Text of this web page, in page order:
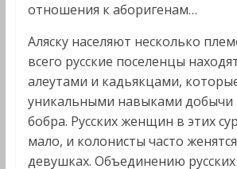
отношения к аборигенам…
Аляску населяют несколько
всего русские поселенцы
алеутами и кадьякцами,
уникальными навыками добычи
бобра. Русских женщин в этих
мало, и колонисты часто
девушках. Объединению русских